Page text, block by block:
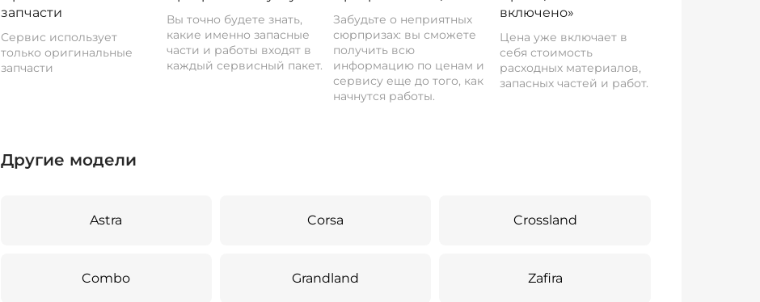
запчасти
Сервис использует
только оригинальные
запчасти
Вы точно будете знать,
какие именно запасные
части и работы входят в
каждый сервисный пакет.
Забудьте о неприятных
сюрпризах: вы сможете
получить всю
информацию по ценам и
сервису еще до того, как
начнутся работы.
включено»
Цена уже включает в
себя стоимость
расходных материалов,
запасных частей и работ.
Другие модели
Astra Corsa Crossland
Combo Grandland Zafira